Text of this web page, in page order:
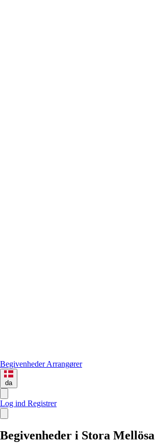
BegivenhederArrangører
da
Log ind Registrer
Begivenheder i Stora Mellösa